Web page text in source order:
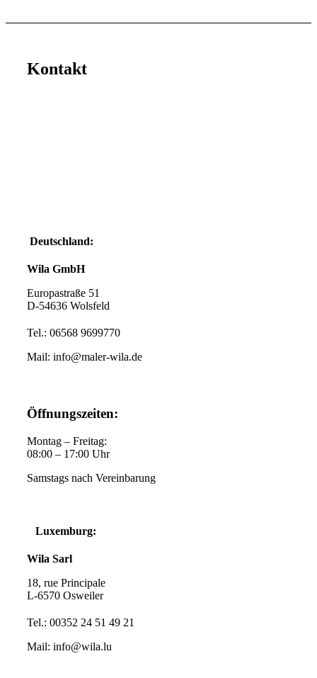
Kontakt
Deutschland:
Wila GmbH
Europastraße 51
D-54636 Wolsfeld
Tel.: 06568 9699770
Mail: info@maler-wila.de
Öffnungszeiten:
Montag – Freitag:
08:00 – 17:00 Uhr
Samstags nach Vereinbarung
Luxemburg:
Wila Sarl
18, rue Principale
L-6570 Osweiler
Tel.: 00352 24 51 49 21
Mail: info@wila.lu